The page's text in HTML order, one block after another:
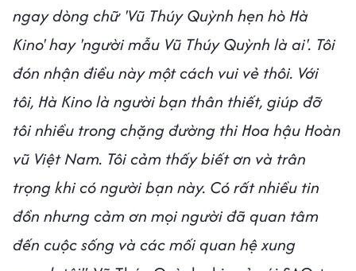
ngay dòng chữ 'Vũ Thúy Quỳnh hẹn hò Hà
Kino' hay 'người mẫu Vũ Thúy Quỳnh là ai'. Tôi
đón nhận điều này một cách vui vẻ thôi. Với
tôi, Hà Kino là người bạn thân thiết, giúp đỡ
tôi nhiều trong chặng đường thi Hoa hậu Hoàn
vũ Việt Nam. Tôi cảm thấy biết ơn và trân
trọng khi có người bạn này. Có rất nhiều tin
đồn nhưng cảm ơn mọi người đã quan tâm
đến cuộc sống và các mối quan hệ xung